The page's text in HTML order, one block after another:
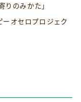
りのみかた」
ーオセロプロジェク